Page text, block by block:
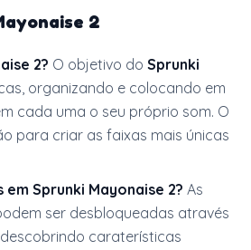
2
2? O objetivo do Sprunki
organizando e colocando em
cada uma o seu próprio som. O
para criar as faixas mais únicas
Sprunki Mayonaise 2? As
ser desbloqueadas através
caraterísticas